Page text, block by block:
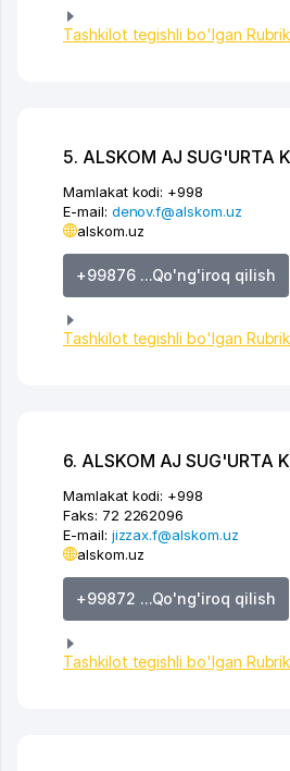
Tashkilot tegishli bo'lgan
5. ALSKOM AJ SUG'URTA
Mamlakat kodi: +998
E-mail: denov.f@alskom.uz
alskom.uz
+99876 ...Qo'ng'iroq qilish
Tashkilot tegishli bo'lgan
6. ALSKOM AJ SUG'URTA
Mamlakat kodi: +998
Faks: 72 2262096
E-mail: jizzax.f@alskom.uz
alskom.uz
+99872 ...Qo'ng'iroq qilish
Tashkilot tegishli bo'lgan